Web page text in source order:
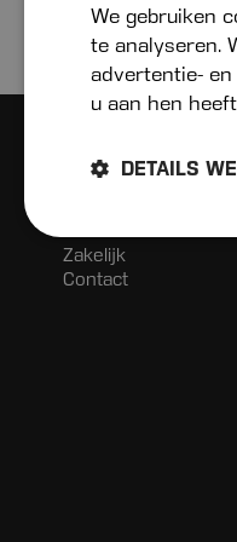
Menu
Zakelijk
Contact
We gebruiken
te analyseren.
advertentie-
u aan hen
DETAILS